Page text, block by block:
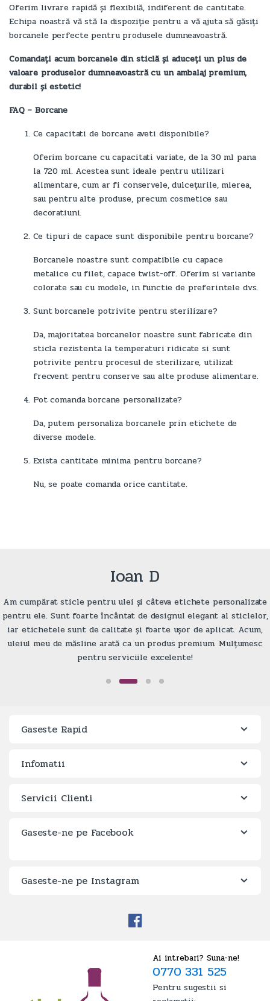
Oferim livrare rapidă și flexibilă, indiferent de cantitate.
Echipa noastră vă stă la dispoziție pentru a vă ajuta să găsiți
borcanele perfecte pentru produsele dumneavoastră.
Comandați acum borcanele din sticlă și aduceți un plus de
valoare produselor dumneavoastră cu un ambalaj premium,
durabil și estetic!
FAQ – Borcane
Ce capacitati de borcane aveti disponibile?
Oferim borcane cu capacitati variate, de la 30 ml pana
la 720 ml. Acestea sunt ideale pentru utilizari
alimentare, cum ar fi conservele, dulcețurile, mierea,
sau pentru alte produse, precum cosmetice sau
decoratiuni.
Ce tipuri de capace sunt disponibile pentru borcane?
Borcanele noastre sunt compatibile cu capace
metalice cu filet, capace twist-off. Oferim si variante
colorate sau cu modele, in functie de preferintele dvs.
Sunt borcanele potrivite pentru sterilizare?
Da, majoritatea borcanelor noastre sunt fabricate din
sticla rezistenta la temperaturi ridicate si sunt
potrivite pentru procesul de sterilizare, utilizat
frecvent pentru conserve sau alte produse alimentare.
Pot comanda borcane personalizate?
Da, putem personaliza borcanele prin etichete de
diverse modele.
Exista cantitate minima pentru borcane?
Nu, se poate comanda orice cantitate.
Ioan D
Am cumpărat sticle pentru ulei și câteva etichete personalizate
pentru ele. Sunt foarte încântat de designul elegant al sticlelor,
iar etichetele sunt de calitate și foarte ușor de aplicat. Acum,
uleiul meu de măsline arată ca un produs premium. Mulțumesc
pentru serviciile excelente!
Gaseste Rapid
Infomatii
Servicii Clienti
Gaseste-ne pe Facebook
Gaseste-ne pe Instagram
Ai intrebari? Suna-ne!
0770 331 525
Pentru sugestii si